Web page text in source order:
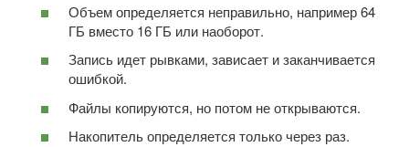
Объем определяется неправильно, например 64
ГБ вместо 16 ГБ или наоборот.
Запись идет рывками, зависает и заканчивается
ошибкой.
Файлы копируются, но потом не открываются.
Накопитель определяется только через раз.